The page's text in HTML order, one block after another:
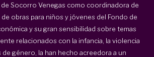
de Socorro Venegas como coordinadora de
de obras para niños y jóvenes del Fondo de
y su gran sensibilidad sobre temas
relacionados con la infancia, la violencia
de género, la han hecho acreedora a un